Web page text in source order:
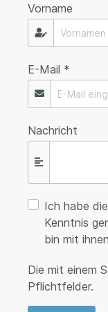
Vorname
E-Mail *
Nachricht
Ich habe die
Kenntnis
bin mit
Die mit einem
Pflichtfelder.